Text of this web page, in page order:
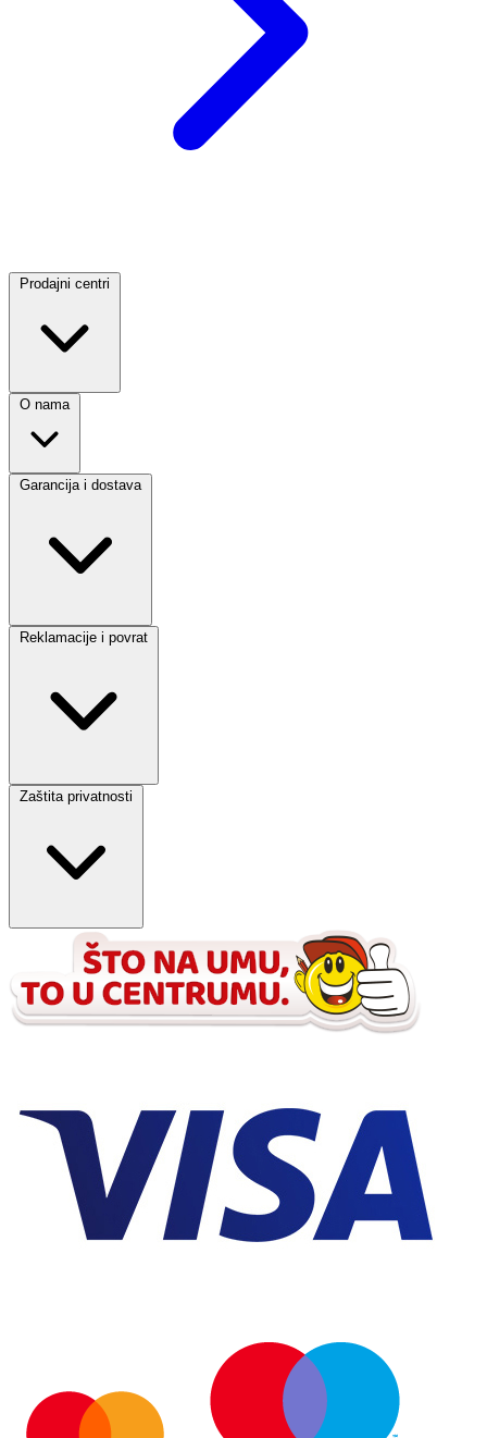
Prodajni centri
O nama
Garancija i dostava
Reklamacije i povrat
Zaštita privatnosti